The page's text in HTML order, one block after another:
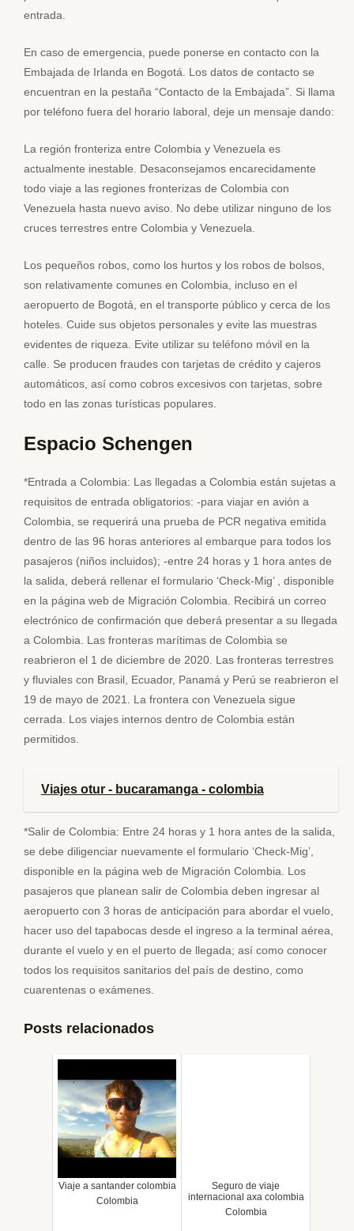
entrada.
En caso de emergencia, puede ponerse en contacto con la
Embajada de Irlanda en Bogotá. Los datos de contacto se
encuentran en la pestaña “Contacto de la Embajada”. Si llama
por teléfono fuera del horario laboral, deje un mensaje dando:
La región fronteriza entre Colombia y Venezuela es
actualmente inestable. Desaconsejamos encarecidamente
todo viaje a las regiones fronterizas de Colombia con
Venezuela hasta nuevo aviso. No debe utilizar ninguno de los
cruces terrestres entre Colombia y Venezuela.
Los pequeños robos, como los hurtos y los robos de bolsos,
son relativamente comunes en Colombia, incluso en el
aeropuerto de Bogotá, en el transporte público y cerca de los
hoteles. Cuide sus objetos personales y evite las muestras
evidentes de riqueza. Evite utilizar su teléfono móvil en la
calle. Se producen fraudes con tarjetas de crédito y cajeros
automáticos, así como cobros excesivos con tarjetas, sobre
todo en las zonas turísticas populares.
Espacio Schengen
*Entrada a Colombia: Las llegadas a Colombia están sujetas a
requisitos de entrada obligatorios: -para viajar en avión a
Colombia, se requerirá una prueba de PCR negativa emitida
dentro de las 96 horas anteriores al embarque para todos los
pasajeros (niños incluidos); -entre 24 horas y 1 hora antes de
la salida, deberá rellenar el formulario ‘Check-Mig’ , disponible
en la página web de Migración Colombia. Recibirá un correo
electrónico de confirmación que deberá presentar a su llegada
a Colombia. Las fronteras marítimas de Colombia se
reabrieron el 1 de diciembre de 2020. Las fronteras terrestres
y fluviales con Brasil, Ecuador, Panamá y Perú se reabrieron el
19 de mayo de 2021. La frontera con Venezuela sigue
cerrada. Los viajes internos dentro de Colombia están
permitidos.
Viajes otur - bucaramanga - colombia
*Salir de Colombia: Entre 24 horas y 1 hora antes de la salida,
se debe diligenciar nuevamente el formulario ‘Check-Mig’,
disponible en la página web de Migración Colombia. Los
pasajeros que planean salir de Colombia deben ingresar al
aeropuerto con 3 horas de anticipación para abordar el vuelo,
hacer uso del tapabocas desde el ingreso a la terminal aérea,
durante el vuelo y en el puerto de llegada; así como conocer
todos los requisitos sanitarios del país de destino, como
cuarentenas o exámenes.
Posts relacionados
Viaje a santander colombia
Colombia
Seguro de viaje
internacional axa colombia
Colombia